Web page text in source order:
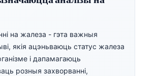
на жалеза - гэта важныя
якія ацэньваюць статус жалеза
і дапамагаюць
розныя захворванні,